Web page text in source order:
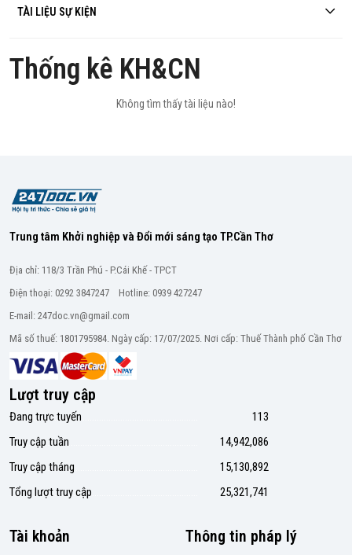
TÀI LIỆU SỰ KIỆN
Thống kê KH&CN
Không tìm thấy tài liệu nào!
Trung tâm Khởi nghiệp và Đổi mới sáng tạo TP.Cần Thơ
Địa chỉ: 118/3 Trần Phú - P.Cái Khế - TPCT
Điện thoại: 0292 3847247 Hotline: 0939 427247
E-mail: 247doc.vn@gmail.com
Mã số thuế: 1801795984. Ngày cấp: 17/07/2025. Nơi cấp: Thuế Thành phố Cần Thơ
Lượt truy cập
Đang trực tuyến
113
Truy cập tuần
14,942,086
Truy cập tháng
15,130,892
Tổng lượt truy cập
25,321,741
Tài khoản Thông tin pháp lý